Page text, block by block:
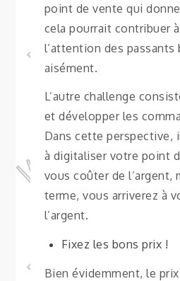
point de vente qui
cela pourrait contribuer
l’attention des passants
aisément.
L’autre challenge
et développer les
Dans cette perspective,
à digitaliser votre point
vous coûter de l’argent,
terme, vous arriverez à
l’argent.
Fixez les bons prix !
Bien évidemment, le